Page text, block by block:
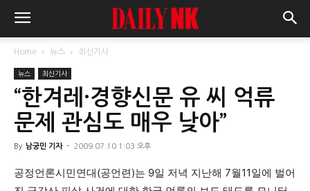
Home 뉴스 최신기사
뉴스 최신기사
“한겨레·경향신문 유 씨 억류
문제 관심도 매우 낮아”
By 남궁민 기자 - 2009.07.10 1:03 오후
공정언론시민연대(공언련)는 9일 저녁 지난해 7월11일에 벌어